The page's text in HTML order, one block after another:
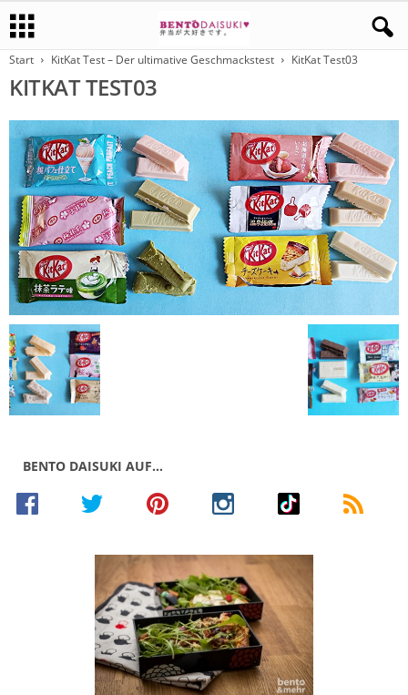
Start KitKat Test – Der ultimative Geschmackstest KitKat Test03
KITKAT TEST03
BENTO DAISUKI AUF…